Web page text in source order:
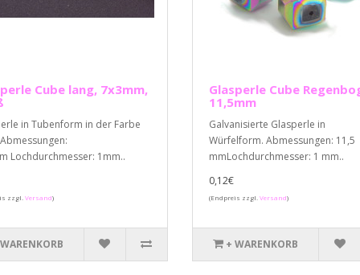
Cube lang, 7x3mm,
in Tubenform in der Farbe
Lochdurchmesser: 1mm..
zzgl. Versand)
Glasperle Cube
11,5mm
Galvanisierte Glasperle in
Würfelform. Abmessungen: 11,5
mmLochdurchmesser: 1 mm..
0,12€
(Endpreis zzgl. Versand)
+ WARENKORB